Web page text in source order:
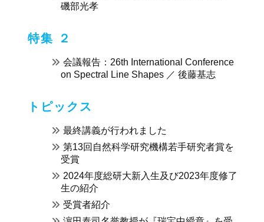
磯部光孝
特集 ２
会議報告：26th International Conference
on Spectral Line Shapes ／ 後藤基志
トピックス
最終講義が行われました
第13回自然科学研究機構若手研究者賞を
受賞
2024年度総研大新入生及び2023年度修了
生の紹介
受賞者紹介